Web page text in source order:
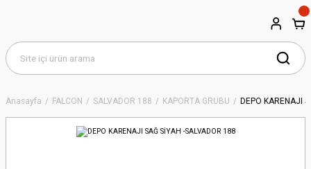
Anasayfa FALCON SALVADOR 188 KAPORTA GRUBU DEPO KARENAJI